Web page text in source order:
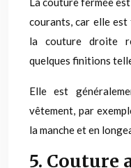
courants, car elle est
la couture droite
quelques finitions
Elle est
vêtement, par
la manche et en
5. Couture